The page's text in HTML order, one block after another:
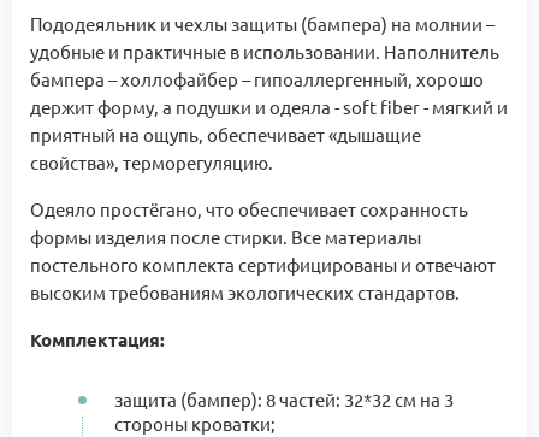
Пододеяльник и чехлы защиты (бампера) на молнии –
удобные и практичные в использовании. Наполнитель
бампера – холлофайбер – гипоаллергенный, хорошо
держит форму, а подушки и одеяла - soft fiber - мягкий и
приятный на ощупь, обеспечивает «дышащие
свойства», терморегуляцию.
Одеяло простёгано, что обеспечивает сохранность
формы изделия после стирки. Все материалы
постельного комплекта сертифицированы и отвечают
высоким требованиям экологических стандартов.
Комплектация:
защита (бампер): 8 частей: 32*32 см на 3
стороны кроватки;